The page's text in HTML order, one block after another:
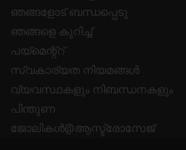
ഞങ്ങളോട് ബന്ധപ്പെടു
ഞങ്ങളെ കുറിച്ച്
പയ്മെന്റ്റ്
സ്വകാര്യത നിയമങ്ങൾ
വ്യവസ്ഥകളും നിബന്ധനകളും
പിന്തുണ
ജോലികൾ@ആസ്ട്രോസേജ്